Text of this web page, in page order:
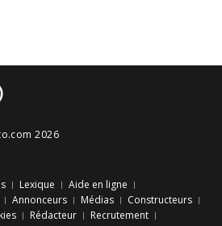
2026
Lexique
Aide en ligne
Annonceurs Médias
Constructeurs
Rédacteur
Recrutement